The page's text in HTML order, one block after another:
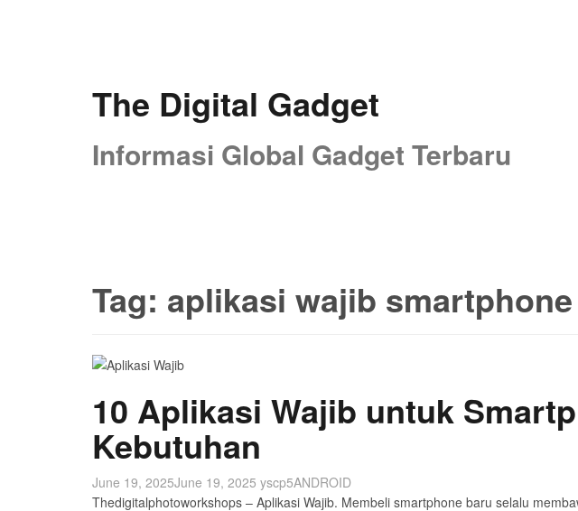
The Digital Gadget
Informasi Global Gadget Terbaru
Tag: aplikasi wajib smartphone
10 Aplikasi Wajib untuk
Kebutuhan
June 19, 2025June 19, 2025 yscp5ANDROID
Thedigitalphotoworkshops – Aplikasi Wajib. Membeli smartphone baru selalu